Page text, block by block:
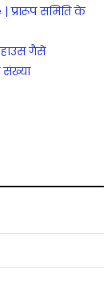
समिति के
गैसें